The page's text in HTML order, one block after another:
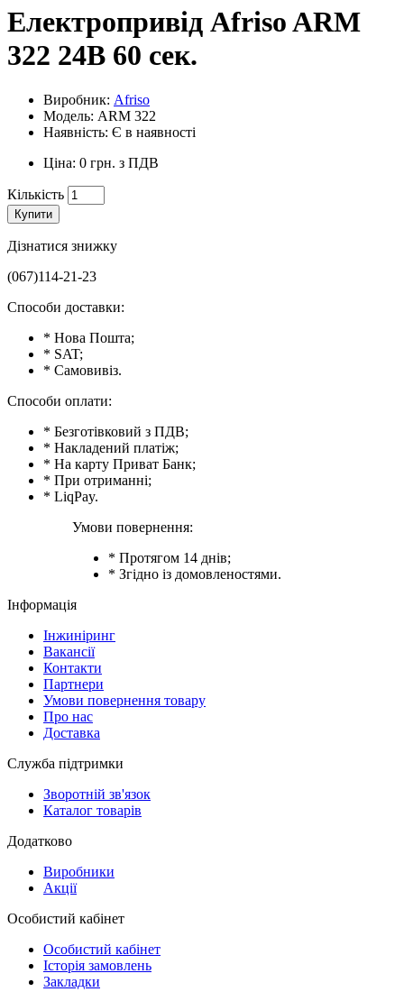
Електропривід Afriso ARM
322 24В 60 сек.
Виробник: Afriso
Модель: ARM 322
Наявність: Є в наявності
Ціна: 0 грн. з ПДВ
Кількість
Купити
Дізнатися знижку
(067)114-21-23
Способи доставки:
* Нова Пошта;
* SAT;
* Самовивіз.
Способи оплати:
* Безготівковий з ПДВ;
* Накладений платіж;
* На карту Приват Банк;
* При отриманні;
* LiqPay.
Умови повернення:
* Протягом 14 днів;
* Згідно із домовленостями.
Інформація
Інжиніринг
Вакансії
Контакти
Партнери
Умови повернення товару
Про нас
Доставка
Служба підтримки
Зворотній зв'язок
Каталог товарів
Додатково
Виробники
Акції
Особистий кабінет
Особистий кабінет
Історія замовлень
Закладки